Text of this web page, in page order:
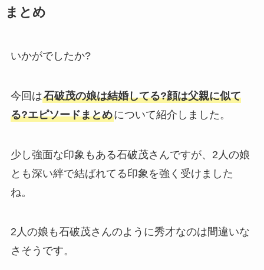
まとめ
いかがでしたか?
今回は石破茂の娘は結婚してる?顔は父親に似て
る?エピソードまとめについて紹介しました。
少し強面な印象もある石破茂さんですが、2人の娘
とも深い絆で結ばれてる印象を強く受けました
ね。
2人の娘も石破茂さんのように秀才なのは間違いな
さそうです。